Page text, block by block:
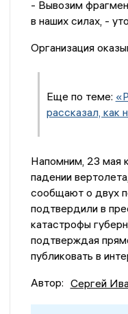
- Вывозим
в наших силах, -
Организация
Еще по теме:
рассказал, как
Напомним, 23 мая
падении
сообщают о двух
подтвердили в
катастрофы
подтверждая
публиковать в
Автор: Сергей